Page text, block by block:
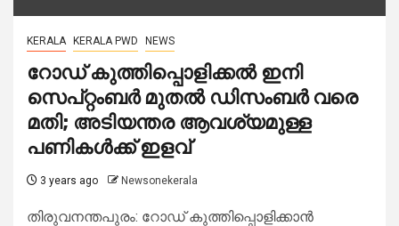
KERALA KERALA PWD NEWS
റോഡ് കുത്തിപ്പൊളിക്കൽ ഇനി
സെപ്റ്റംബർ മുതൽ ഡിസംബര്‍ വരെ
മതി; അടിയന്തര ആവശ്യമുള്ള
പണികള്‍ക്ക് ഇളവ്
3 years ago Newsonekerala
തിരുവനന്തപുരം: റോഡ് കുത്തിപ്പൊളിക്കാന്‍